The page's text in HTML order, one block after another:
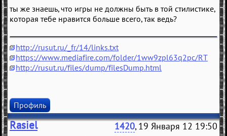
ты же знаешь, что игры не должны быть в той стилистике,
которая тебе нравится больше всего, так ведь?
http://rusut.ru/_fr/14/links.txt
https://www.mediafire.com/folder/1ww9zpl63q2pc/RT
http://rusut.ru/files/dump/filesDump.html
Профиль
Rasiel 1420, 19 Января 12 19:50